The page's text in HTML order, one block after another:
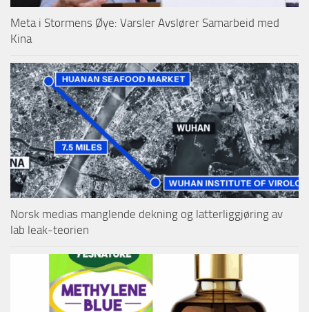
Meta i Stormens Øye: Varsler Avslører Samarbeid med
Kina
Norsk medias manglende dekning og latterliggjøring av
lab leak-teorien